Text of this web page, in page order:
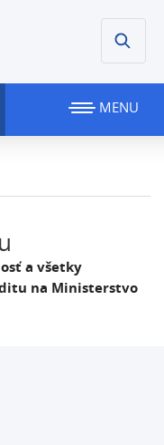
MENU
a všetky
na Ministerstvo